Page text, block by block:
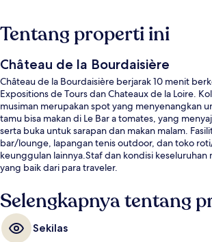
Tentang properti ini
Château de la Bourdaisière
Château de la Bourdaisière berjarak 10 menit
Expositions de Tours dan Chateaux de la Loire.
musiman merupakan spot yang menyenangkan
tamu bisa makan di Le Bar a tomates, yang
serta buka untuk sarapan dan makan malam.
bar/lounge, lapangan tenis outdoor, dan toko
keunggulan lainnya.Staf dan kondisi keseluruhan
yang baik dari para traveler.
Selengkapnya tentang
Sekilas